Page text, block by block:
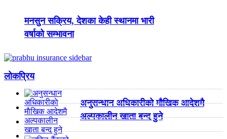
मनसुन सक्रिय, देशका केही स्थानमा भारी
वर्षाको सम्भावना
लाेकप्रिय
अनुसन्धान अधिकारीकाे माैखिक आदेशमै
अल्पकालीन खाता बन्द हुने